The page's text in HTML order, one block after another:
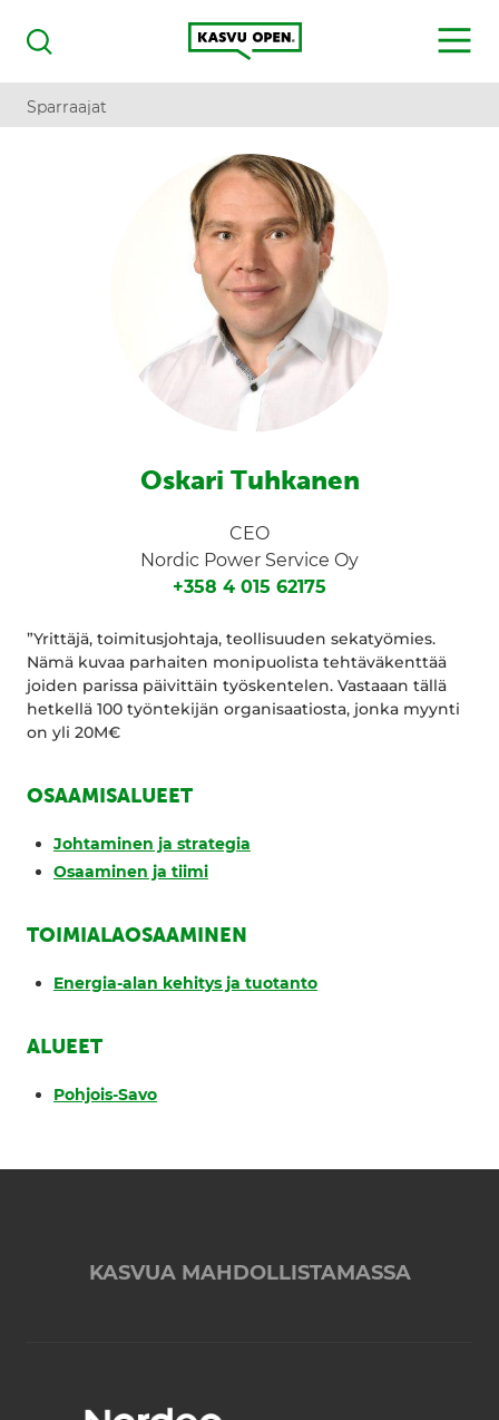
Haku
Kasvu Open
MENU
Sparraajat
Oskari Tuhkanen
CEO
Nordic Power Service Oy
+358 4 015 62175
”Yrittäjä, toimitusjohtaja, teollisuuden sekatyömies.
Nämä kuvaa parhaiten monipuolista tehtäväkenttää
joiden parissa päivittäin työskentelen. Vastaaan tällä
hetkellä 100 työntekijän organisaatiosta, jonka myynti
on yli 20M€
OSAAMISALUEET
Johtaminen ja strategia
Osaaminen ja tiimi
TOIMIALAOSAAMINEN
Energia-alan kehitys ja tuotanto
ALUEET
Pohjois-Savo
KASVUA MAHDOLLISTAMASSA